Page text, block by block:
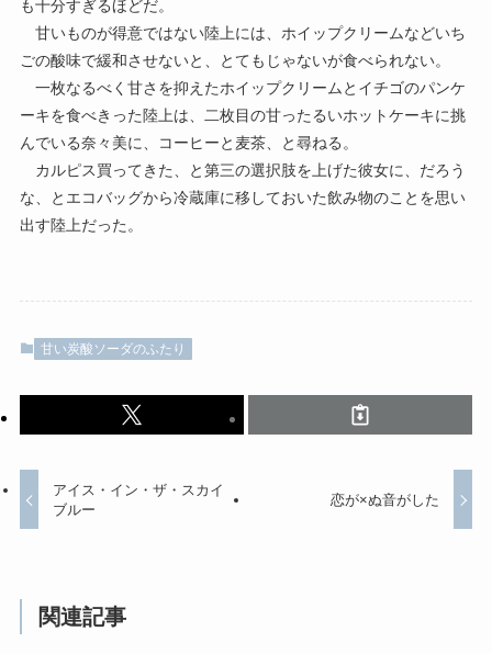
も十分すぎるほどだ。
甘いものが得意ではない陸上には、ホイップクリームなどいち
ごの酸味で緩和させないと、とてもじゃないが食べられない。
一枚なるべく甘さを抑えたホイップクリームとイチゴのパンケ
ーキを食べきった陸上は、二枚目の甘ったるいホットケーキに挑
んでいる奈々美に、コーヒーと麦茶、と尋ねる。
カルピス買ってきた、と第三の選択肢を上げた彼女に、だろう
な、とエコバッグから冷蔵庫に移しておいた飲み物のことを思い
出す陸上だった。
甘い炭酸ソーダのふたり
アイス・イン・ザ・スカイ
ブルー
恋が×ぬ音がした
関連記事